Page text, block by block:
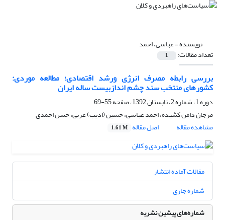
نویسنده =عباسی، احمد
تعداد مقالات: 1
بررسی رابطه مصرف انرژی ورشد اقتصادی؛ مطالعه موردی:
کشورهای منتخب سند چشم اندازبیست ساله ایران
دوره 1، شماره 2، تابستان 1392، صفحه
55-69
مرجان دامن کشیده، احمد عباسی، حسین (ادیب) عربی، حسن احمدی
مشاهده مقاله
اصل مقاله 1.61 M
مقالات آماده انتشار
شماره جاری
شماره‌های پیشین نشریه